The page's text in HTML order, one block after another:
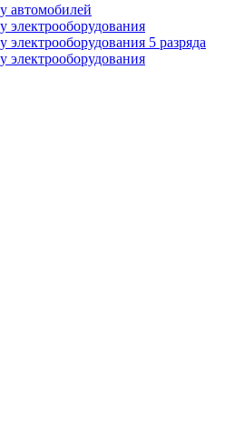
автомобилей
электрооборудования
электрооборудования 5 разряда
электрооборудования